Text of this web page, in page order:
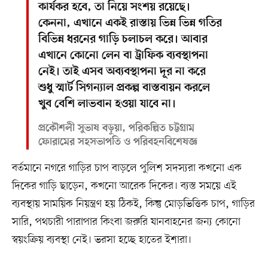
কার্যকর হবে, তা নিয়ে সংশয় রয়েছে।
কেননা, এখানে একই রাস্তায় ভিন্ন ভিন্ন গতির
বিভিন্ন ধরনের গাড়ি চলাচল করে। আবার
এখানে কোনো লেন বা ট্রাফিক ব্যবস্থাপনা
নেই। তাই এসব অব্যবস্থাপনা দূর না করে
শুধু স্মার্ট সিগন্যাল প্রকল্প বাস্তবায়ন করলে
খুব বেশি লাভবান হওয়া যাবে না।
প্রকৌশলী সুভাষ বড়ুয়া, পরিকল্পিত চট্টগ্রাম
ফোরামের সহসভাপতি ও পরিবহনবিশেষজ্ঞ
বর্তমানে নগরে গাড়ির চাপ বাড়লে পুলিশ সদস্যরা কখনো এক
দিকের গাড়ি ছাড়েন, কখনো আরেক দিকের। ব্যস্ত সময়ে এই
ব্যবস্থায় সাময়িক নিয়ন্ত্রণ হয় ঠিকই, কিন্তু মোড়ভিত্তিক চাপ, গাড়ির
সারি, পথচারী পারাপার কিংবা জরুরি যানবাহনের জন্য কোনো
স্বয়ংক্রিয় ব্যবস্থা নেই। ভরসা হচ্ছে হাতের ইশারা।